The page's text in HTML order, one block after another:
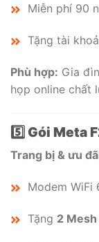
Miễn phí 90
Tặng tài
Phù hợp: Gia
họp online chất
5️⃣ Gói Meta
Trang bị & ưu
Modem WiFi
Tặng 2